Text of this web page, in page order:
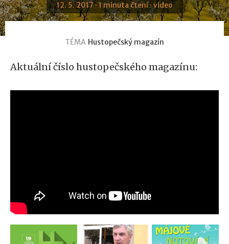
12. 5. 2017 · 1 minuta čtení · video
TÉMA Hustopečský magazín
Aktuální číslo hustopečského magazínu: